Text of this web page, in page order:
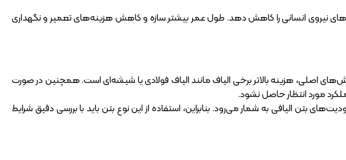
نیروی انسانی را کاهش دهد. طول عمر بیشتر سازه و کاهش هزینه‌های تعمیر و نگهداری
اصلی، هزینه بالاتر برخی الیاف مانند الیاف فولادی یا شیشه‌ای است. همچنین در صورت
مورد انتظار حاصل نشود.
بتن الیافی به شمار می‌رود. بنابراین، استفاده از این نوع بتن باید با بررسی دقیق شرایط